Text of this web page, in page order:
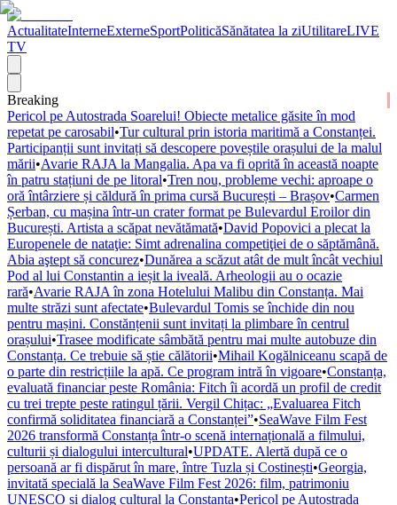
ActualitateInterneExterneSportPoliticăSănătatea la ziUtilitareLIVE
TV
Breaking
Pericol pe Autostrada Soarelui! Obiecte metalice găsite în mod
repetat pe carosabil•Tur cultural prin istoria maritimă a Constanței.
Participanții sunt invitați să descopere poveștile orașului de la malul
mării•Avarie RAJA la Mangalia. Apa va fi oprită în această noapte
în patru stațiuni de pe litoral•Tren nou, probleme vechi: aproape o
oră întârziere și căldură în prima cursă București – Brașov•Carmen
Șerban, cu mașina într-un crater format pe Bulevardul Eroilor din
București. Artista a scăpat nevătămată•David Popovici a plecat la
Europenele de nataţie: Simt adrenalina competiţiei de o săptămână.
Abia aştept să concurez•Dunărea a scăzut atât de mult încât vechiul
Pod al lui Constantin a ieșit la iveală. Arheologii au o ocazie
rară•Avarie RAJA în zona Hotelului Malibu din Constanța. Mai
multe străzi sunt afectate•Bulevardul Tomis se închide din nou
pentru mașini. Constănțenii sunt invitați la plimbare în centrul
orașului•Trasee modificate sâmbătă pentru mai multe autobuze din
Constanța. Ce trebuie să știe călătorii•Mihail Kogălniceanu scapă de
o parte din restricțiile la apă. Ce program intră în vigoare•Constanța,
evaluată financiar peste România: Fitch îi acordă un profil de credit
cu trei trepte peste ratingul țării. Vergil Chițac: „Evaluarea Fitch
confirmă soliditatea financiară a Constanței”•SeaWave Film Fest
2026 transformă Constanța într-o scenă internațională a filmului,
culturii și dialogului intercultural•UPDATE. Alertă după ce o
persoană ar fi dispărut în mare, între Tuzla și Costinești•Georgia,
invitată specială la SeaWave Film Fest 2026: film, patrimoniu
UNESCO și dialog cultural la Constanța•Pericol pe Autostrada